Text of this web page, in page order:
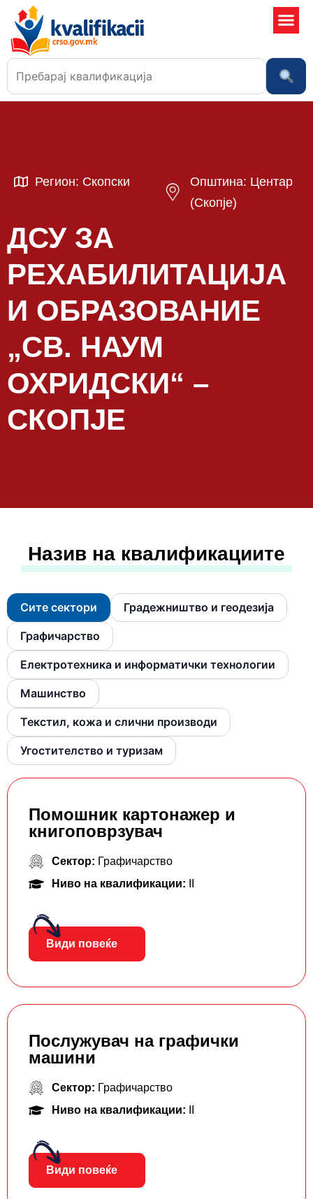
Регион: Скопски
Општина: Центар
(Скопје)
ДСУ ЗА
РЕХАБИЛИТАЦИЈА
И ОБРАЗОВАНИЕ
„СВ. НАУМ
ОХРИДСКИ“ –
СКОПЈЕ
Назив на квалификациите
Сите сектори Градежништво и геодезија
Графичарство
Електротехника и информатички технологии
Машинство
Текстил, кожа и слични производи
Угостителство и туризам
Помошник картонажер и
книгоповрзувач
Сектор: Графичарство
Ниво на квалификации:
Види повеќе
Послужувач на графички
машини
Сектор: Графичарство
Ниво на квалификации:
Види повеќе